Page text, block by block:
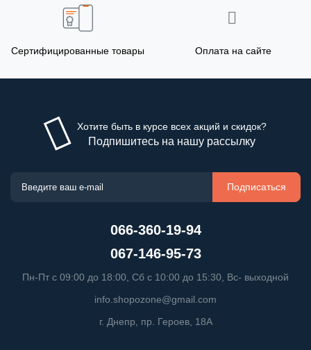
Сертифицированные товары Оплата на сайте
Хотите быть в курсе всех акций и скидок?
Подпишитесь на нашу рассылку
Подписаться
066-360-19-94
067-146-95-73
Пн-Пт с 09:00 до 18:00, Сб с 10:00 до 15:30, Вс- выходной
info.shopozone@gmail.com
г. Днепр, пр. Героев, 18А